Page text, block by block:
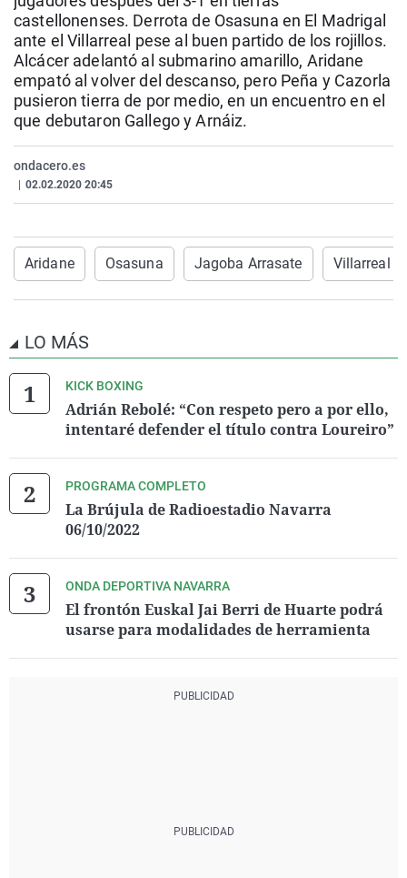
La rosa de los vientos
Gente viajera
Como el perro y el
Caso
Retornados
Equipo de
Operación Viuda
Extremadura
Galicia
La Rioja
Navarra
País Vasco
Virales
Televisión
Elecciones
castellonenses. Derrota de Osasuna en El Madrigal
ante el Villarreal pese al buen partido de los rojillos.
Alcácer adelantó al submarino amarillo, Aridane
empató al volver del descanso, pero Peña y Cazorla
pusieron tierra de por medio, en un encuentro en el
que debutaron Gallego y Arnáiz.
ondacero.es
02.02.2020 20:45
Aridane Osasuna Jagoba Arrasate Villarreal
LO MÁS
KICK BOXING
Adrián Rebolé: “Con respeto pero a por ello,
intentaré defender el título contra Loureiro”
PROGRAMA COMPLETO
La Brújula de Radioestadio Navarra
06/10/2022
ONDA DEPORTIVA NAVARRA
El frontón Euskal Jai Berri de Huarte podrá
usarse para modalidades de herramienta